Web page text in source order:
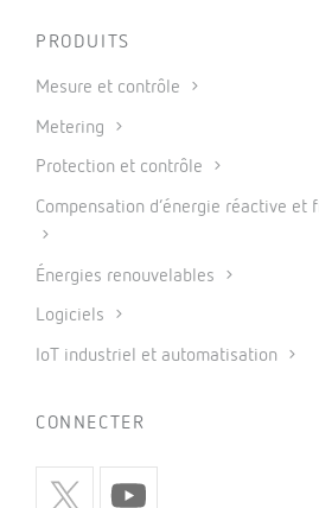
PRODUITS
Mesure et contrôle
Metering
Protection et contrôle
Compensation d’énergie réactive et
Énergies renouvelables
Logiciels
IoT industriel et automatisation
CONNECTER